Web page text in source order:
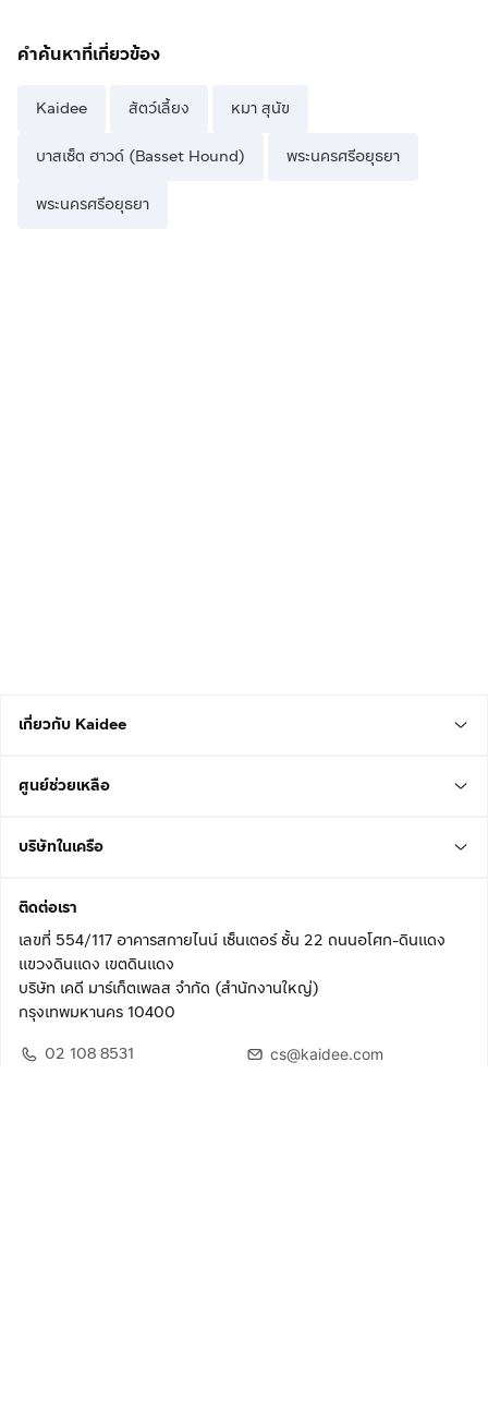
คำค้นหาที่เกี่ยวข้อง
Kaidee สัตว์เลี้ยง หมา สุนัข
บาสเซ็ต ฮาวด์ (Basset Hound) พระนครศรีอยุธยา
พระนครศรีอยุธยา
เกี่ยวกับ Kaidee
ศูนย์ช่วยเหลือ
บริษัทในเครือ
ติดต่อเรา
เลขที่ 554/117 อาคารสกายไนน์ เซ็นเตอร์ ชั้น 22 ถนนอโศก-ดินแดง
แขวงดินแดง เขตดินแดง
บริษัท เคดี มาร์เก็ตเพลส จำกัด (สำนักงานใหญ่)
กรุงเทพมหานคร 10400
02 108 8531
cs@kaidee.com